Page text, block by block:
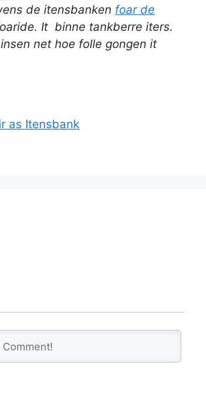
de itensbanken foar de
It binne tankberre iters.
net hoe folle gongen it
as Itensbank